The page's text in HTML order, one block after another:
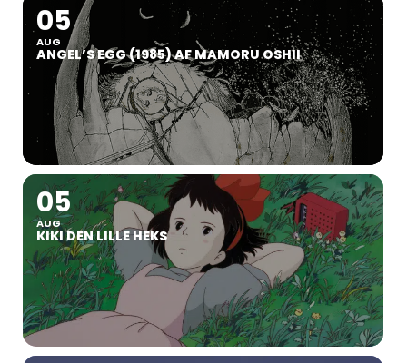
05
AUG
ANGEL’S EGG (1985) AF MAMORU OSHII
05
AUG
KIKI DEN LILLE HEKS